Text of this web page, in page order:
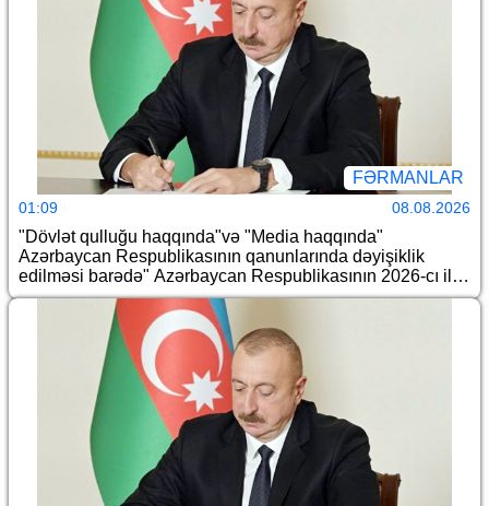
FƏRMANLAR
01:09 08.08.2026
"Dövlət qulluğu haqqında"və "Media haqqında"
Azərbaycan Respublikasının qanunlarında dəyişiklik
edilməsi barədə" Azərbaycan Respublikasının 2026-cı il
14 iyul tarixli 449-VIIQD nömrəli Qanununun tətbiqi və
bununla əlaqədar bəzi məsələlərin tənzimlənməsi